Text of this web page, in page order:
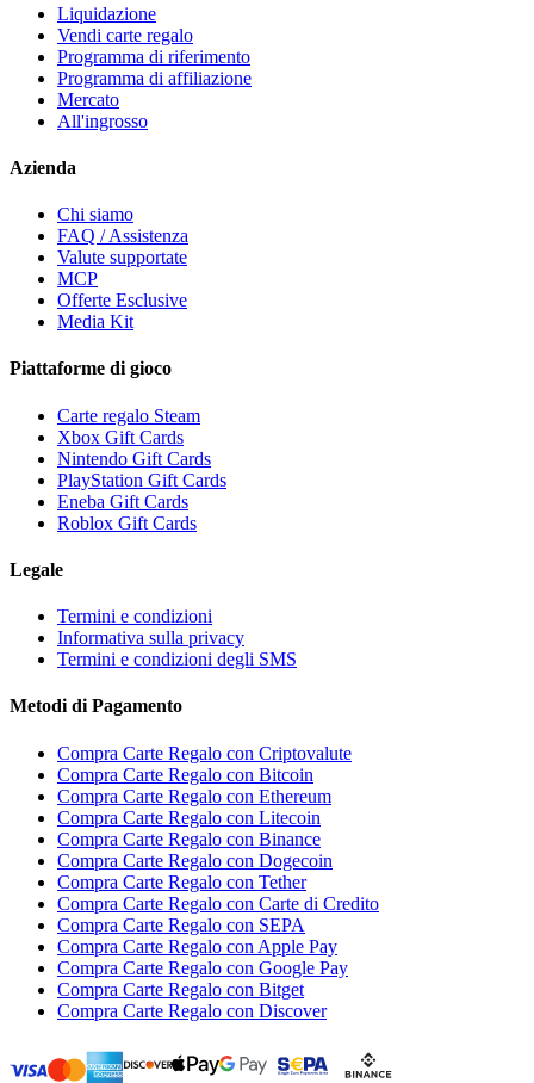
Liquidazione
Vendi carte regalo
Programma di riferimento
Programma di affiliazione
Mercato
All'ingrosso
Azienda
Chi siamo
FAQ / Assistenza
Valute supportate
MCP
Offerte Esclusive
Media Kit
Piattaforme di gioco
Carte regalo Steam
Xbox Gift Cards
Nintendo Gift Cards
PlayStation Gift Cards
Eneba Gift Cards
Roblox Gift Cards
Legale
Termini e condizioni
Informativa sulla privacy
Termini e condizioni degli SMS
Metodi di Pagamento
Compra Carte Regalo con Criptovalute
Compra Carte Regalo con Bitcoin
Compra Carte Regalo con Ethereum
Compra Carte Regalo con Litecoin
Compra Carte Regalo con Binance
Compra Carte Regalo con Dogecoin
Compra Carte Regalo con Tether
Compra Carte Regalo con Carte di Credito
Compra Carte Regalo con SEPA
Compra Carte Regalo con Apple Pay
Compra Carte Regalo con Google Pay
Compra Carte Regalo con Bitget
Compra Carte Regalo con Discover